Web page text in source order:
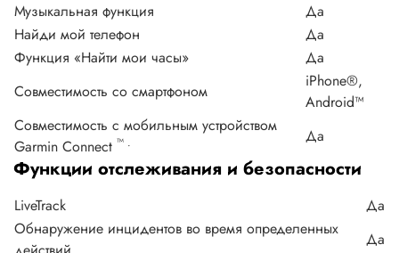
Музыкальная функция
Да
Найди мой телефон
Да
Функция «Найти мои часы»
Да
Совместимость со смартфоном
iPhone®,
Android™
Совместимость с мобильным устройством
Garmin Connect ™ . Да
Функции отслеживания и безопасности
LiveTrack
Да
Обнаружение инцидентов во время определенных
Да